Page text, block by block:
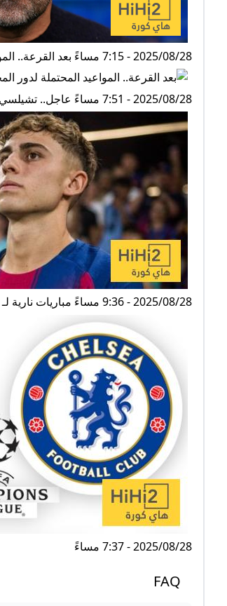
2025/08/28 - 7:15 مساءً بعد القرعة.. المواعيد المحتملة لدور المجموعات في دوري أبطال أوروبا
2025/08/28 - 7:51 مساءً عاجل.. تشيلسي يرسل عرضه الاول لـ برشلونة من أجل فيرمين
2025/08/28 - 9:36 مساءً مباريات نارية لـ تشيلسي في دوري أبطال أوروبا
2025/08/28 - 7:37 مساءً
FAQ